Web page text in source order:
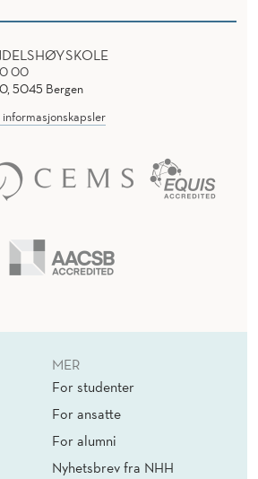
00
5045 Bergen
MER
For studenter
For ansatte
For alumni
Nyhetsbrev fra NHH